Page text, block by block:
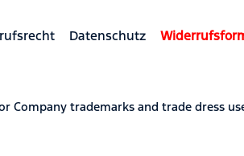
Datenschutz
trademarks and trade dress